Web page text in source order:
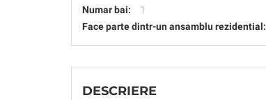
Numar bai:
1
Face parte dintr-un ansamblu rezidential:
DESCRIERE